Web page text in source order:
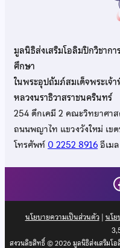
มูลนิธิส่งเสริมโอลิมปิกวิชาก
ศึกษา
ในพระอุปถัมภ์สมเด็จพระเจ้
หลวงนราธิวาสราชนครินทร์
254 ตึกเคมี 2 คณะวิทยาศา
ถนนพญาไท แขวงวังใหม่ เข
โทรศัพท์0 2252 8916อีเมล
นโยบายความเป็นส่วนตัว| นโย
สงวนลิขสิทธิ์ © 2026 มูลนิธิส่งเสริมโ